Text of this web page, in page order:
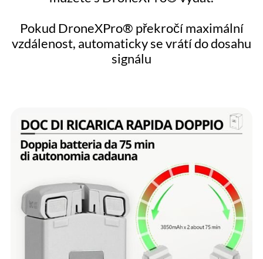
Pokud DroneXPro® překročí maximální
vzdálenost, automaticky se vrátí do dosahu
signálu